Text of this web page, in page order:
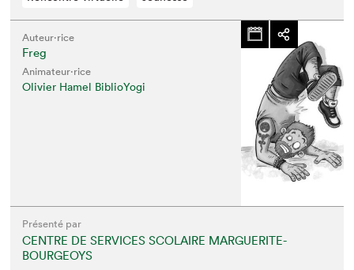
Auteur·rice
Freg
Animateur⋅rice
Olivier Hamel BiblioYogi
Présenté par
CENTRE DE SERVICES SCOLAIRE MARGUERITE-
BOURGEOYS